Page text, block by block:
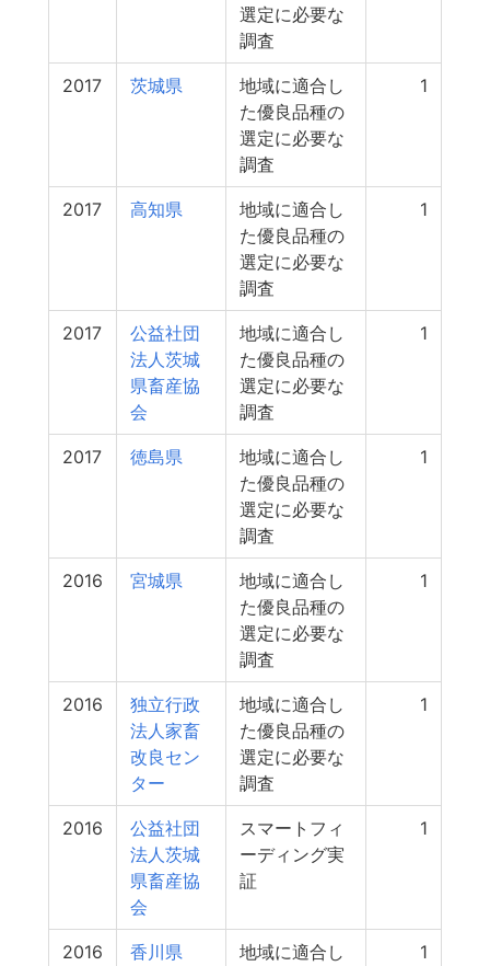
選定に必要な
調査
2017 茨城県
地域に適合し
た優良品種の
選定に必要な
調査
1
2017 高知県
地域に適合し
た優良品種の
選定に必要な
調査
1
2017
公益社団
法人茨城
県畜産協
会
地域に適合し
た優良品種の
選定に必要な
調査
1
2017 徳島県
地域に適合し
た優良品種の
選定に必要な
調査
1
2016 宮城県
地域に適合し
た優良品種の
選定に必要な
調査
1
2016
独立行政
法人家畜
改良セン
ター
地域に適合し
た優良品種の
選定に必要な
調査
1
2016
公益社団
法人茨城
県畜産協
会
スマートフィ
ーディング実
証
1
2016 香川県
地域に適合し
1